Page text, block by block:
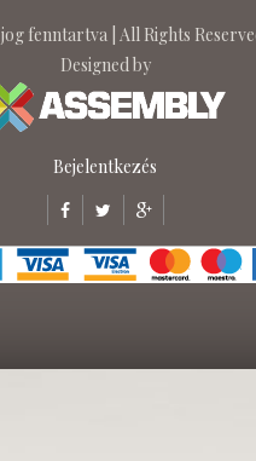
fenntartva | All Rights
Designed by
Bejelentkezés